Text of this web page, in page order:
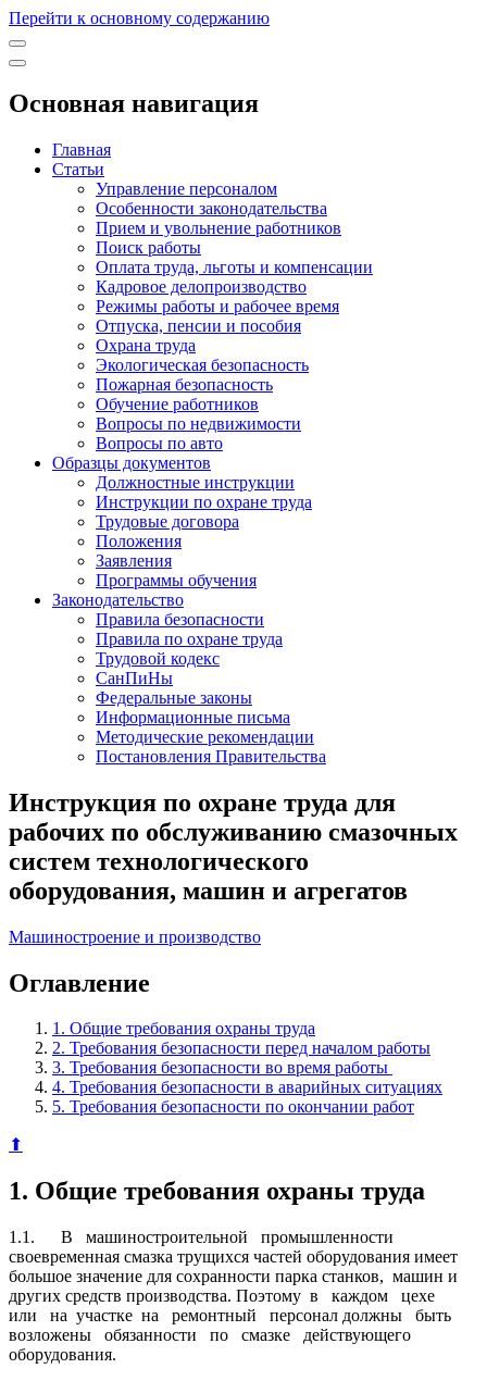
Перейти к основному содержанию
Основная навигация
Главная
Статьи
Управление персоналом
Особенности законодательства
Прием и увольнение работников
Поиск работы
Оплата труда, льготы и компенсации
Кадровое делопроизводство
Режимы работы и рабочее время
Отпуска, пенсии и пособия
Охрана труда
Экологическая безопасность
Пожарная безопасность
Обучение работников
Вопросы по недвижимости
Вопросы по авто
Образцы документов
Должностные инструкции
Инструкции по охране труда
Трудовые договора
Положения
Заявления
Программы обучения
Законодательство
Правила безопасности
Правила по охране труда
Трудовой кодекс
СанПиНы
Федеральные законы
Информационные письма
Методические рекомендации
Постановления Правительства
Инструкция по охране труда для
рабочих по обслуживанию смазочных
систем технологического
оборудования, машин и агрегатов
Машиностроение и производство
Оглавление
1. Общие требования охраны труда
2. Требования безопасности перед началом работы
3. Требования безопасности во время работы
4. Требования безопасности в аварийных ситуациях
5. Требования безопасности по окончании работ
⬆
1. Общие требования охраны труда
1.1. В машиностроительной промышленности
своевременная смазка трущихся частей оборудования имеет
большое значение для сохранности парка станков, машин и
других средств производства. Поэтому в каждом цехе
или на участке на ремонтный персонал должны быть
возложены обязанности по смазке действующего
оборудования.